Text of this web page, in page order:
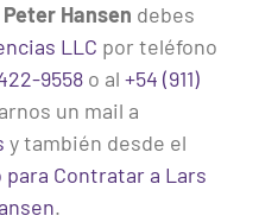
Hansen debes
LLC por teléfono
9558 o al +54 (911)
un mail a
y también desde el
Contratar a Lars
.